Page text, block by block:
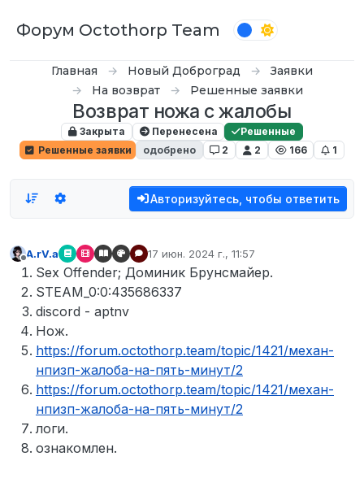
Форум Octothorp Team
Главная Новый Доброград
Заявки
На возврат
Решенные заявки
Возврат ножа с жалобы
Закрыта Перенесена
Решенные
Решенные заявки
одобрено 2 2 166 1
Авторизуйтесь, чтобы ответить
Не в сети
A.rV.a 17 июн. 2024 г., 11:57
отредактировано
Sex Offender; Доминик Брунсмайер.
STEAM_0:0:435686337
discord - aptnv
Нож.
https://forum.octothorp.team/topic/1421/механ-
нпизп-жалоба-на-пять-минут/2
https://forum.octothorp.team/topic/1421/механ-
нпизп-жалоба-на-пять-минут/2
логи.
ознакомлен.